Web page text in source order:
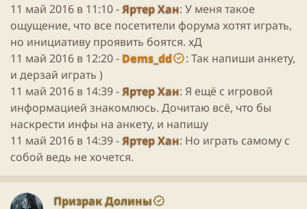
11 май 2016 в 11:10 -Яртер Хан: У меня такое
ощущение, что все посетители форума хотят играть,
но инициативу проявить боятся. хД
11 май 2016 в 12:20 - Dems_dd
: Так напиши анкету,
и дерзай играть )
11 май 2016 в 14:39 -Яртер Хан: Я ещё с игровой
информацией знакомлюсь. Дочитаю всё, что бы
наскрести инфы на анкету, и напишу
11 май 2016 в 14:39 -Яртер Хан: Но играть самому с
собой ведь не хочется.
Призрак Долины